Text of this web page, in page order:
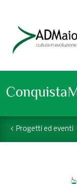
Progetti ed eventi